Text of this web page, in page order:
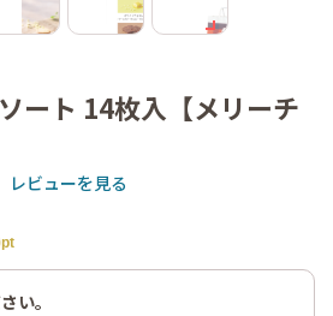
ート 14枚入【メリーチ
レビューを見る
い。